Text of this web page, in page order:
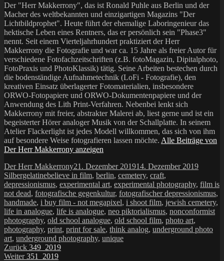
Der "Herr Makkerrony", das ist Ronald Puhle aus Berlin und der
Macher des weltbekannten und einzigartigen Magazins "Der
Lichtbildprophet". Heute führt der ehemalige Laboringenieur das
hektische Leben eines Rentners, das er persönlich sein "Phase3"
nennt. Seit einem Vierteljahrhundert praktiziert der Herr
Makkerrony die Fotografie und war ca. 15 Jahre als freier Autor für
verschiedene Fotofachzeitschriften (z.B. fotoMagazin, Dipitalphoto,
FotoPraxis und PhotoKlassik) tätig. Seine Arbeiten bestechen durch
die bodenständige Aufnahmetechnik (LoFi - Fotografie), den
kreativen Einsatz überlagerter Fotomaterialien, insbesondere
ORWO-Fotopapiere und ORWO-Dokumentenpapiere und der
Anwendung des Lith Print-Verfahren. Nebenbei lenkt sich
Makkerrony mit freier, abstrakter Malerei ab, liest gerne und ist ein
begeisterter Hörer analoger Musik von der Schallplatte. In seinem
Atelier Flackerlight ist jedes Modell willkommen, das sich von ihm
auf besondere Weise fotografieren lassen möchte. Alle Beiträge von
Der Herr Makkerrony anzeigen
Autor
Der Herr MakkerronyVeröffentlicht
am
21. Dezember 201914. Dezember 2019
SilbergelatineSchlagwörter
believe in film, berlin, cemetery, craft,
depressionismus, experimental art, experimental photography, film is
not dead, fotografische gegenkultur, fotografischer depressionismus,
handmade, i buy film - not megapixel, i shoot film, jewish cemetery,
life in analogue, life is analogue, neo piktorialismus, nonconformist
photography, old school analogue, old school film, photo art,
photography, print, print for sale, think analog, underground photo
art, underground photography, unique
Beitragsnavigation
Zurück Vorheriger
Beitrag:
349_2019
Weiter Nächster
351_2019